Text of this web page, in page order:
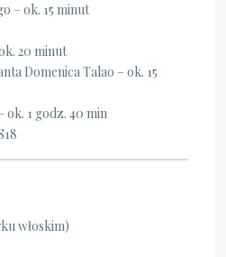
– ok. 15 minut
20 minut
Domenica Talao – ok. 15
ok. 1 godz. 40 min
włoskim)